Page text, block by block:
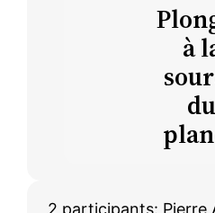
à
du
2 participants: Pierre